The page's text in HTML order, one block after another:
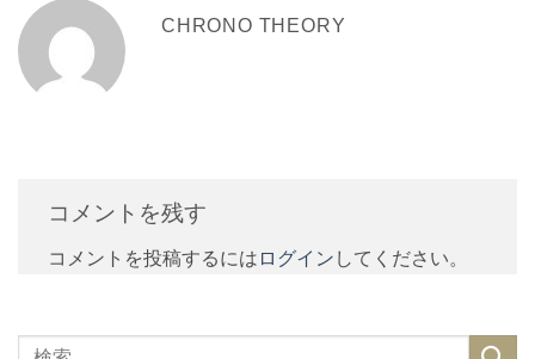
CHRONO THEORY
コメントを残す
コメントを投稿するにはログインしてください。